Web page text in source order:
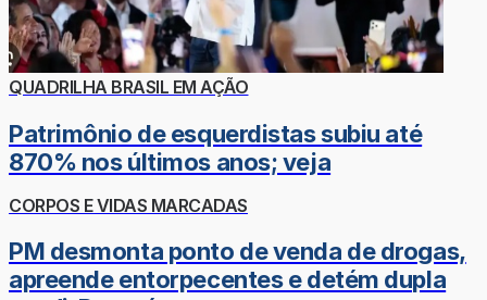
QUADRILHA BRASIL EM AÇÃO
Patrimônio de esquerdistas subiu até
870% nos últimos anos; veja
CORPOS E VIDAS MARCADAS
PM desmonta ponto de venda de drogas,
apreende entorpecentes e detém dupla